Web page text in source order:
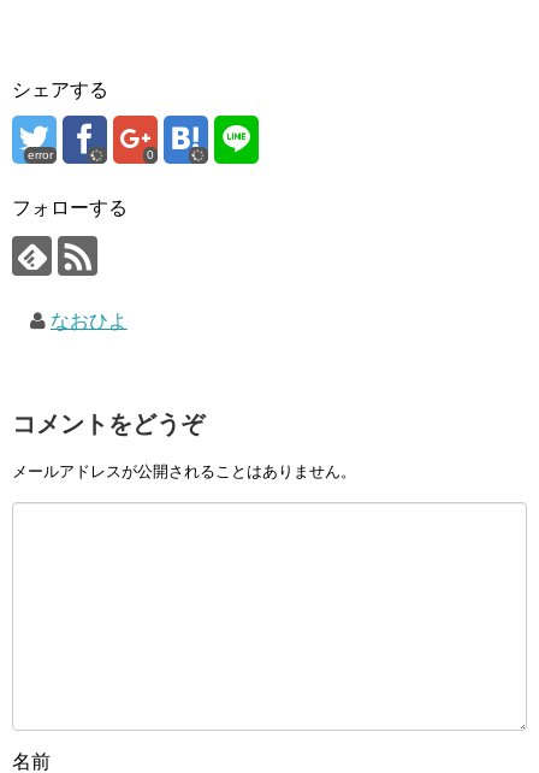
シェアする
error 0
フォローする
なおひよ
コメントをどうぞ
メールアドレスが公開されることはありません。
名前